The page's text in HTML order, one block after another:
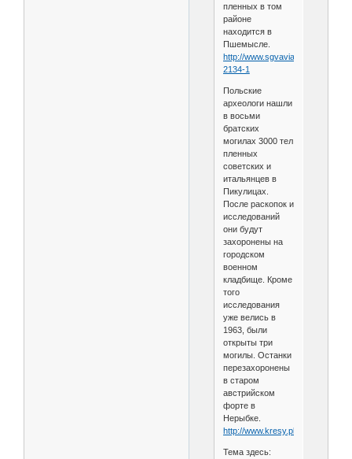
пленных в том
районе
находится в
Пшемысле.
http://www.sgvavia.ru/forum/185-
2134-1
Польские
археологи нашли
в восьми
братских
могилах 3000 тел
пленных
советских и
итальянцев в
Пикулицах.
После раскопок и
исследований
они будут
захоронены на
городском
военном
кладбище. Кроме
того
исследования
уже велись в
1963, были
открыты три
могилы. Останки
перезахоронены
в старом
австрийском
форте в
Нерыбке.
http://www.kresy.pl/
Тема здесь: